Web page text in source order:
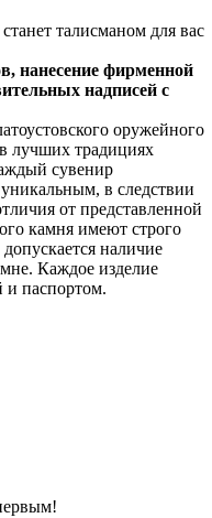
талисманом для вас
нанесение фирменной
надписей с
оружейного
лучших традициях
сувенир
в следствии
от представленной
камня имеют строго
наличие
Каждое изделие
и паспортом.